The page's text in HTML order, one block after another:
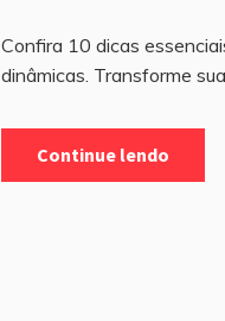
Confira 10 dicas
dinâmicas. Transforme
Continue lendo